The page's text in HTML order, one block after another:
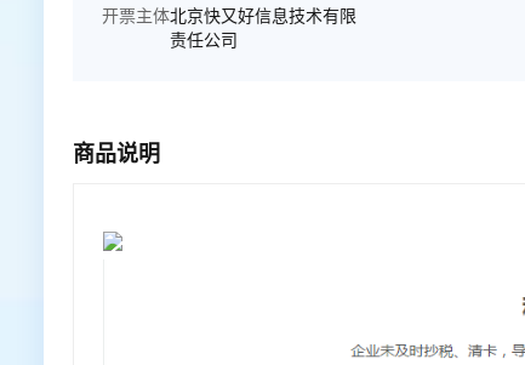
开票主体北京快又好信息技术有限
责任公司
商品说明